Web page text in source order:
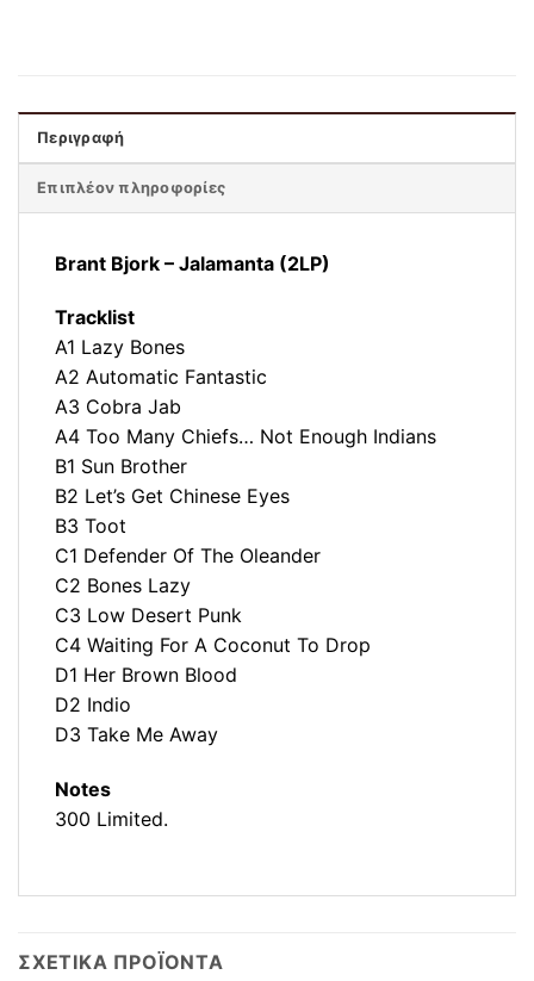
Περιγραφή
Επιπλέον πληροφορίες
Brant Bjork ‎– Jalamanta (2LP)
Tracklist
A1 Lazy Bones
A2 Automatic Fantastic
A3 Cobra Jab
A4 Too Many Chiefs… Not Enough Indians
B1 Sun Brother
B2 Let’s Get Chinese Eyes
B3 Toot
C1 Defender Of The Oleander
C2 Bones Lazy
C3 Low Desert Punk
C4 Waiting For A Coconut To Drop
D1 Her Brown Blood
D2 Indio
D3 Take Me Away
Notes
300 Limited.
ΣΧΕΤΙΚΆ ΠΡΟΪΌΝΤΑ